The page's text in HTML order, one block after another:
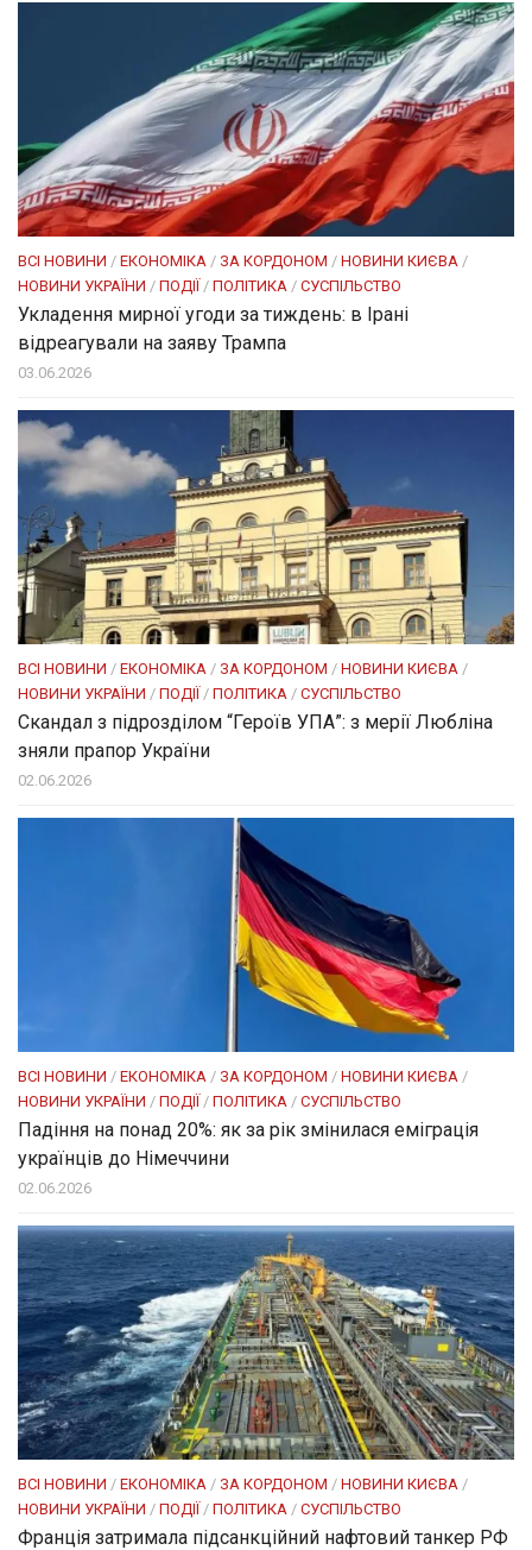
ВСІ НОВИНИ / ЕКОНОМІКА / ЗА КОРДОНОМ / НОВИНИ КИЄВА /
НОВИНИ УКРАЇНИ / ПОДІЇ / ПОЛІТИКА / СУСПІЛЬСТВО
Укладення мирної угоди за тиждень: в Ірані
відреагували на заяву Трампа
03.06.2026
ВСІ НОВИНИ / ЕКОНОМІКА / ЗА КОРДОНОМ / НОВИНИ КИЄВА /
НОВИНИ УКРАЇНИ / ПОДІЇ/ ПОЛІТИКА / СУСПІЛЬСТВО
Скандал з підрозділом “Героїв УПА”: з мерії Любліна
зняли прапор України
02.06.2026
ВСІ НОВИНИ / ЕКОНОМІКА / ЗА КОРДОНОМ / НОВИНИ КИЄВА /
НОВИНИ УКРАЇНИ / ПОДІЇ/ ПОЛІТИКА / СУСПІЛЬСТВО
Падіння на понад 20%: як за рік змінилася еміграція
українців до Німеччини
02.06.2026
ВСІ НОВИНИ / ЕКОНОМІКА / ЗА КОРДОНОМ / НОВИНИ КИЄВА /
НОВИНИ УКРАЇНИ / ПОДІЇ/ ПОЛІТИКА / СУСПІЛЬСТВО
Франція затримала підсанкційний нафтовий танкер РФ